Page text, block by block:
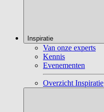
Inspiratie
Van onze experts
Kennis
Evenementen
Overzicht Inspiratie